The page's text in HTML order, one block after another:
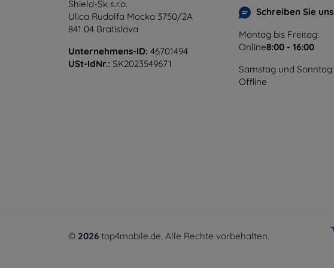
Shield-Sk s.r.o.
Ulica Rudolfa Mocka 3750/2A
841 04 Bratislava
Unternehmens-ID: 46701494
USt-IdNr.: SK2023549671
Schreiben Sie uns
Montag bis Freitag:
Online8:00 - 16:00
Samstag und Sonntag:
Offline
© 2026 top4mobile.de. Alle Rechte vorbehalten.